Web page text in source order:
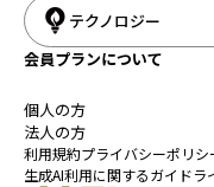
テクノロジー
会員プランについて
個人の方
法人の方
利用規約プライバシーポリシ
生成AI利用に関するガイドラ